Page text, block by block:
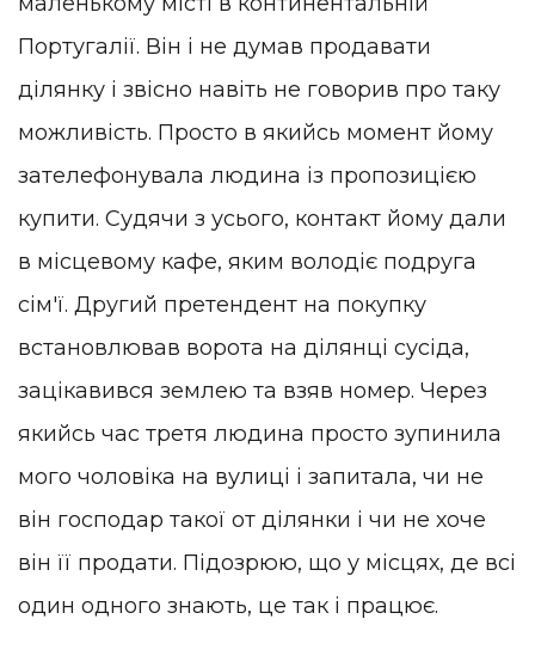
Португалії. Він і не думав продавати
ділянку і звісно навіть не говорив про таку
можливість. Просто в якийсь момент йому
зателефонувала людина із пропозицією
купити. Судячи з усього, контакт йому дали
в місцевому кафе, яким володіє подруга
сім'ї. Другий претендент на покупку
встановлював ворота на ділянці сусіда,
зацікавився землею та взяв номер. Через
якийсь час третя людина просто зупинила
мого чоловіка на вулиці і запитала, чи не
він господар такої от ділянки і чи не хоче
він її продати. Підозрюю, що у місцях, де всі
один одного знають, це так і працює.